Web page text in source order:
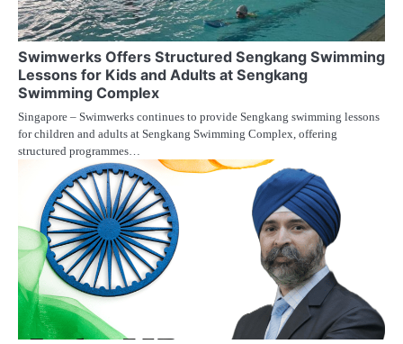
Swimwerks Offers Structured Sengkang Swimming
Lessons for Kids and Adults at Sengkang
Swimming Complex
Singapore – Swimwerks continues to provide Sengkang swimming lessons
for children and adults at Sengkang Swimming Complex, offering
structured programmes…